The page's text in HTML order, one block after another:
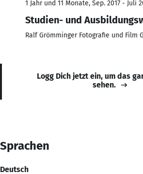
1 Jahr und 11 Monate, Sep. 2017 - Juli
Studien- und
Ralf Grömminger Fotografie und Film
Logg Dich jetzt ein, um das
sehen.
Sprachen
Deutsch